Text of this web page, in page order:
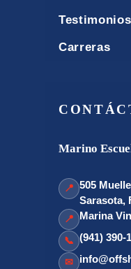
Testimonios
Carreras
Marino
📍 505
Sarasota,
📍 Marina
📞 (941) 390-
✉